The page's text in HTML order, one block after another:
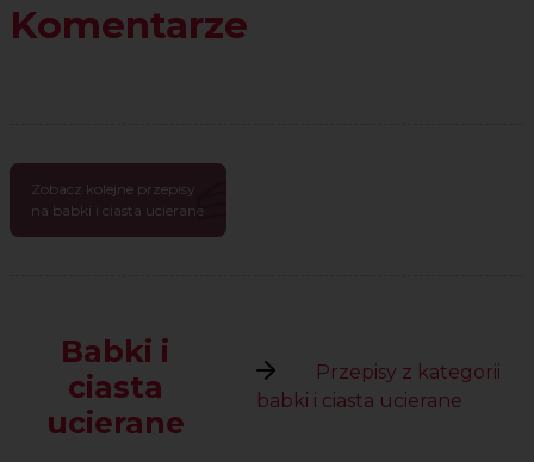
Komentarze
Zobacz kolejne przepisy
na babki i ciasta ucierane
Babki i
ciasta
ucierane
Przepisy z kategorii
babki i ciasta ucierane